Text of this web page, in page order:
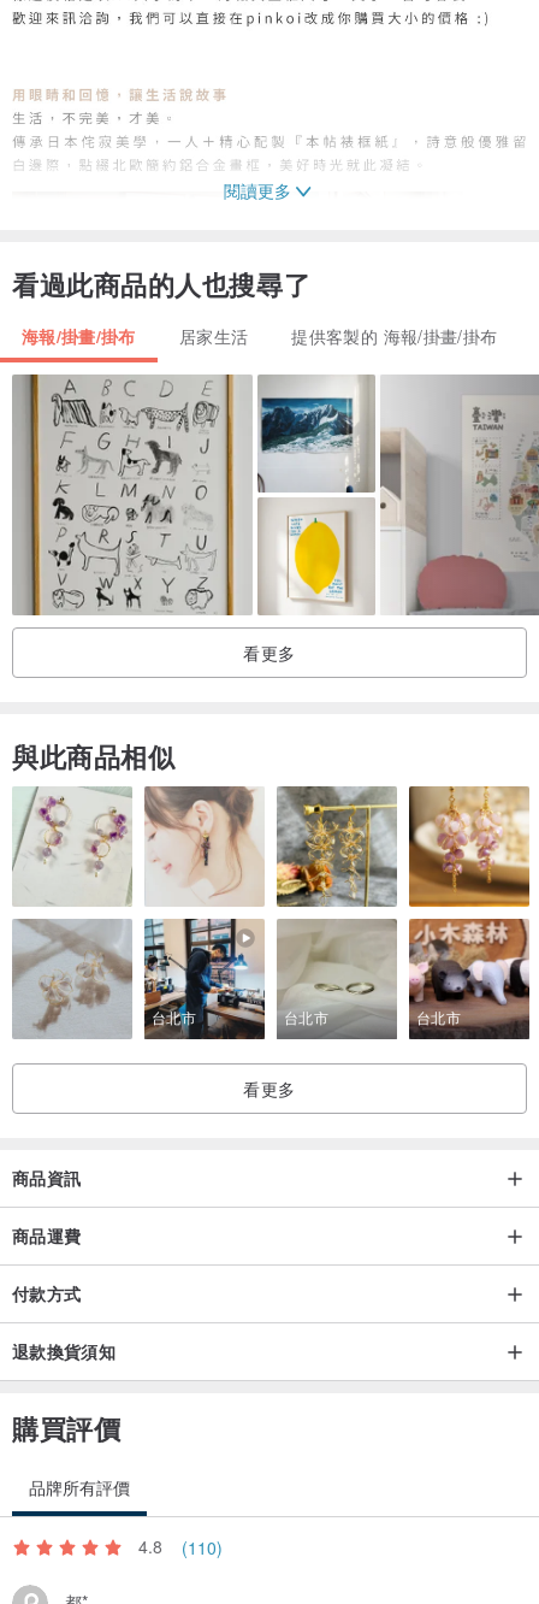
閱讀更多
看過此商品的人也搜尋了
海報/掛畫/掛布 居家生活 提供客製的 海報/掛畫/掛布
看更多
與此商品相似
台北市 台北市 台北市
看更多
商品資訊
商品運費
付款方式
退款換貨須知
購買評價
品牌所有評價
4.8 (110)